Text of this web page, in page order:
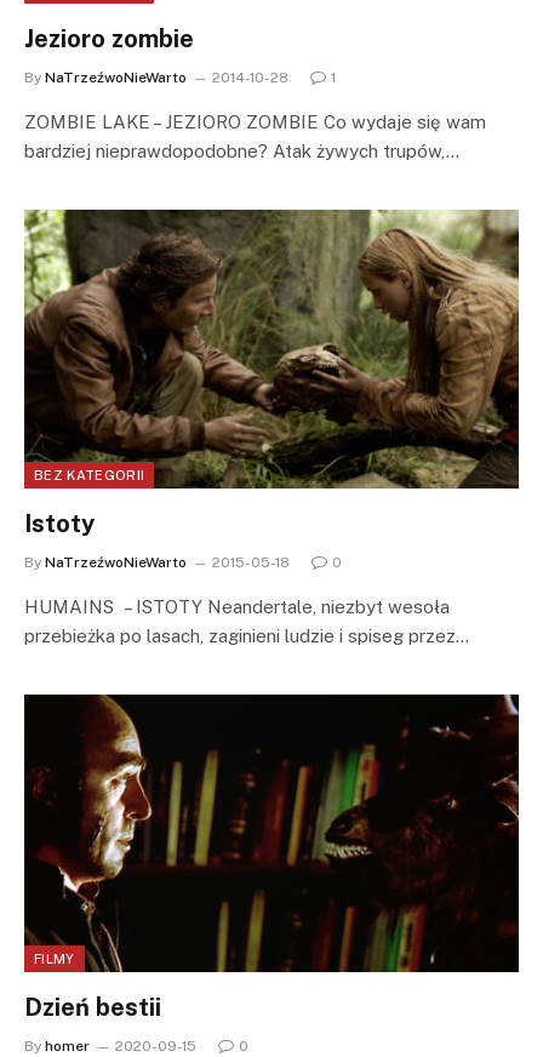
Jezioro zombie
By NaTrzeźwoNieWarto 2014-10-28 1
ZOMBIE LAKE – JEZIORO ZOMBIE Co wydaje się wam
bardziej nieprawdopodobne? Atak żywych trupów,…
BEZ KATEGORII
Istoty
By NaTrzeźwoNieWarto 2015-05-18 0
HUMAINS – ISTOTY Neandertale, niezbyt wesoła
przebieżka po lasach, zaginieni ludzie i spiseg przez…
FILMY
Dzień bestii
By homer 2020-09-15 0